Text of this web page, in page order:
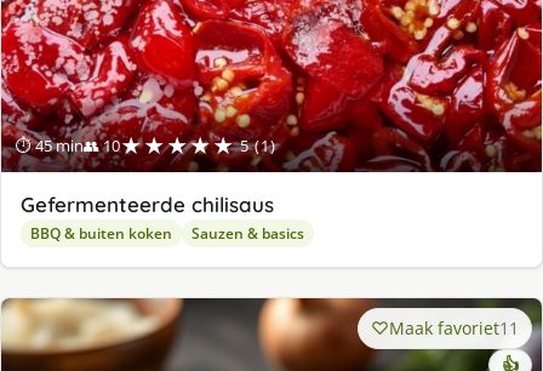
⏱ 45 min👥 10★★★★★ 5 (1)
Gefermenteerde chilisaus
BBQ & buiten koken Sauzen & basics
Maak favoriet11
👍